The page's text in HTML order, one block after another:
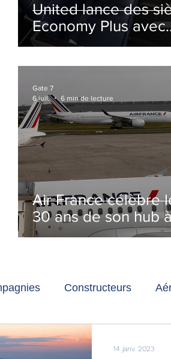
United lance des
Economy Plus avec
siège central
Air France célèbre
30 ans de son hub
Paris-Charles de
Gate 7
6 juil.
6 min de lecture
Constructeurs
Développement durable
14 janv. 2023